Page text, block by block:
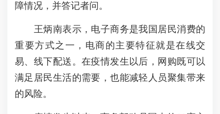
障情况，并答记者问。
王炳南表示，电子商务是我国居民消费的
重要方式之一，电商的主要特征就是在线交
易、线下配送。在疫情发生以后，网购既可以
满足居民生活的需要，也能减轻人员聚集带来
的风险。